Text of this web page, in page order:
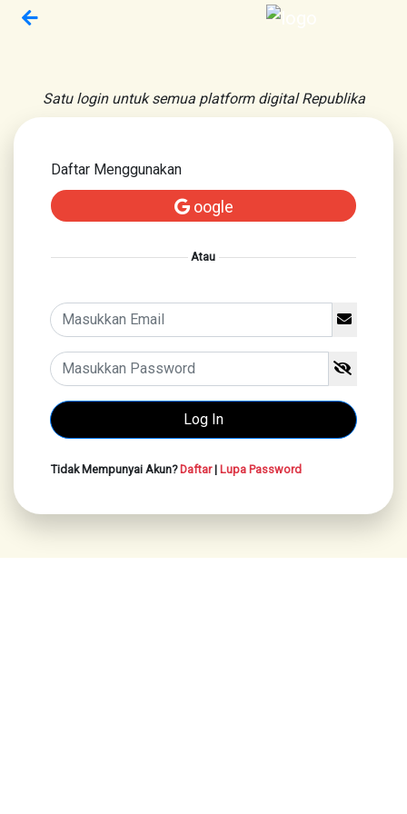
Satu login untuk semua platform digital Republika
Daftar Menggunakan
oogle
Atau
Tidak Mempunyai Akun?Daftar| Lupa Password